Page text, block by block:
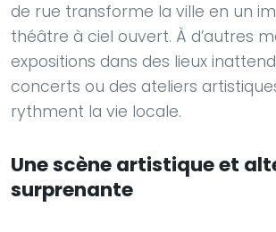
de rue transforme la ville en un
théâtre à ciel ouvert. À d’autres
expositions dans des lieux
concerts ou des ateliers
rythment la vie locale.
Une scène artistique et
surprenante